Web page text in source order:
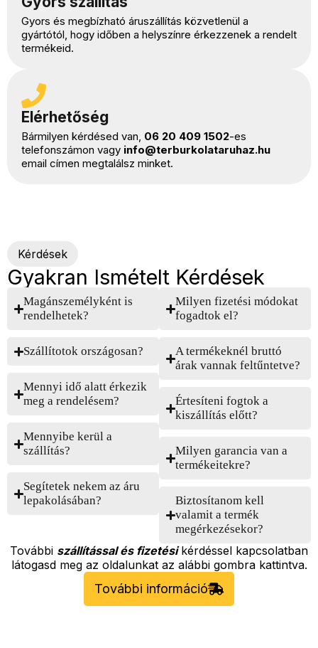
Gyors és megbízható áruszállítás közvetlenül a
gyártótól, hogy időben a helyszínre érkezzenek a rendelt
termékeid.
Elérhetőség
Bármilyen kérdésed van, 06 20 409 1502-es
telefonszámon vagy info@terburkolataruhaz.hu
email címen megtalálsz minket.
Kérdések
Gyakran Ismételt Kérdések
Magánszemélyként is
rendelhetek?
Szállítotok országosan?
Mennyi idő alatt érkezik
meg a rendelésem?
Mennyibe kerül a
szállítás?
Segítetek nekem az áru
lepakolásában?
Milyen fizetési módokat
fogadtok el?
A termékeknél bruttó
árak vannak feltűntetve?
Értesíteni fogtok a
kiszállítás előtt?
Milyen garancia van a
termékeitekre?
Biztosítanom kell
valamit a termék
megérkezésekor?
További szállítással és fizetésikérdéssel kapcsolatban
látogasd meg az oldalunkat az alábbi gombra kattintva.
További információ